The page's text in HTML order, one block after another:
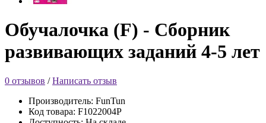
Обучалочка (F) - Сборник
развивающих заданий 4-5 лет
0 отзывов /Написать отзыв
Производитель: FunTun
Код товара: F1022004Р